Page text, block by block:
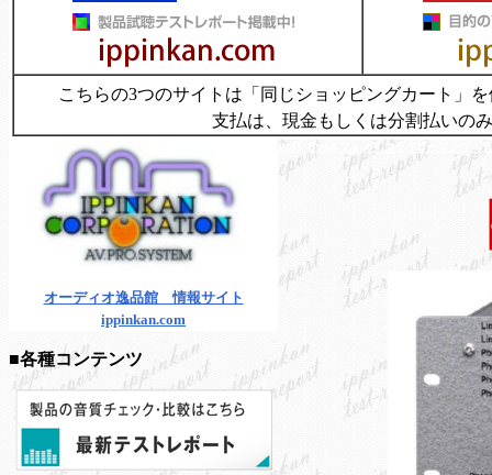
こちらの3つのサイトは「同じショッピングカート」
支払は、現金もしくは分割払いの
オーディオ逸品館 情報サイト
ippinkan.com
■各種コンテンツ
EMT JPA66 フォノイコライザーアン